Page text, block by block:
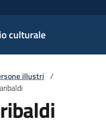
culturale
illustri /